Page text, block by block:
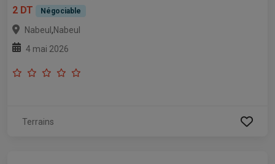
2 DT
Négociable
Nabeul ,Nabeul
4 mai 2026
Terrains